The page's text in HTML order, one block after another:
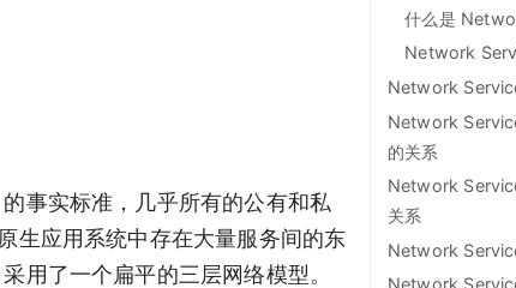
什么是
Network
Network
Network
的关系
Network
关系
Network
事实标准，几乎所有的公有和私
生应用系统中存在大量服务间的东
用了一个扁平的三层网络模型。